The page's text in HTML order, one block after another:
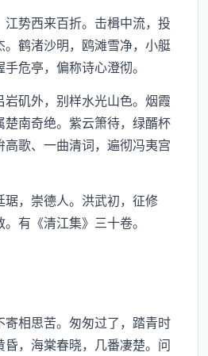
势西来百折。击楫中流，投
鹤渚沙明，鸥滩雪净，小艇
危亭，偏称诗心澄彻。
矶外，别样水光山色。烟霞
南奇绝。紫云箫待，绿醑杯
歌、一曲清词，遍彻冯夷宫
，崇德人。洪武初，征修
有《清江集》三十卷。
相思苦。匆匆过了，踏青时
，海棠春晓，几番凄楚。问